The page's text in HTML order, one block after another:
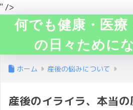
" />
何でも健康・医療
の日々ために
ホーム 産後の悩みについて
産後のイライラ、本当